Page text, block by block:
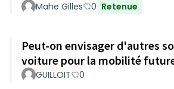
Mahe Gilles 0 Retenue
Peut-on envisager d'autres
voiture pour la mobilité
GUILLOIT 0